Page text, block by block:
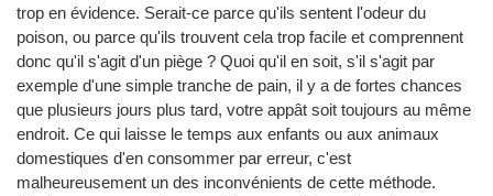
trop en évidence. Serait-ce parce qu'ils sentent l'odeur du
poison, ou parce qu'ils trouvent cela trop facile et comprennent
donc qu'il s'agit d'un piège ? Quoi qu'il en soit, s'il s'agit par
exemple d'une simple tranche de pain, il y a de fortes chances
que plusieurs jours plus tard, votre appât soit toujours au même
endroit. Ce qui laisse le temps aux enfants ou aux animaux
domestiques d'en consommer par erreur, c'est
malheureusement un des inconvénients de cette méthode.